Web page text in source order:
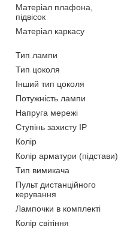
Матеріал плафона,
підвісок
Матеріал каркасу
Тип лампи
Тип цоколя
Інший тип цоколя
Потужність лампи
Напруга мережі
Ступінь захисту IP
Колір
Колір арматури (підстави)
Тип вимикача
Пульт дистанційного
керування
Лампочки в комплекті
Колір світіння